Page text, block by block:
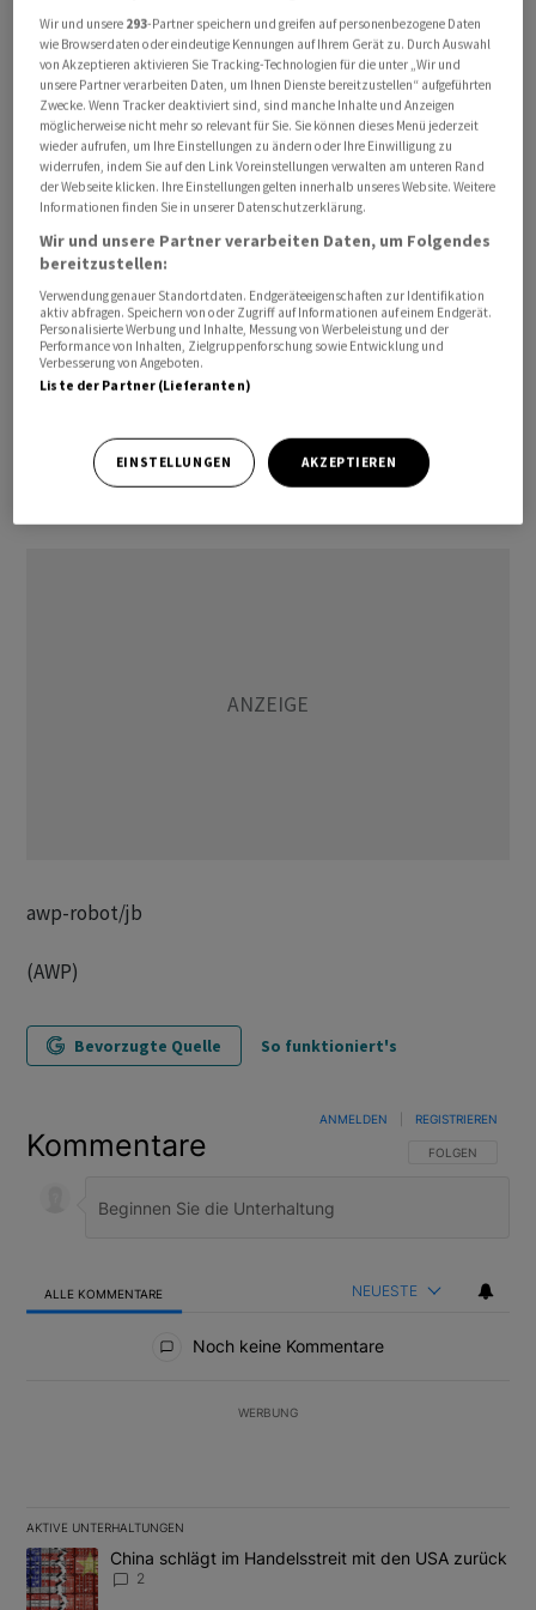
Infolge des Verkaufs erhöht die Immobiliengesellschaft
ihr EBITDA-Ziel für das Geschäftsjahr 2026 auf 335
Millionen Franken, nach bisher 310 Millionen Franken.
Zum Anstieg trägt der Richtipark-Verkauf mit einem
EBITDA-Beitrag von 40 Millionen Franken bei, während
die Verschiebung des Verkaufs eines anderen
Entwicklungsobjekts das EBITDA-Ziel um 15 Millionen
Franken reduziert. «Für das Jahr 2026 sind keine
weiteren Verkäufe von Entwicklungsprojekten
vorgesehen», schrieb PSP weiter.
Die Leerstands-Prognose für das gesamte
werde von diesem Verkauf Transaktion nicht tangiert.
Das Immobilienunternehmen PSP will sein
awp-robot/jb
(AWP)
Bevorzugte Quelle So funktioniert's
Kommentare FOLGE DIESER
FOLGEN
ANMELDEN REGISTRIEREN
ALLE KOMMENTARE NEUESTE
Noch keine Kommentare
WERBUNG
AKTIVE UNTERHALTUNGEN
Das Folgende ist eine Liste der am meisten kommentierten
Ein Trendartikel mit dem Titel "China schlägt im Handelsstreit
China schlägt im Handelsstreit mit den USA zurück
2
Wir und unsere 293-Partner speichern und greifen auf personenbezogene Daten
wie Browserdaten oder eindeutige Kennungen auf Ihrem Gerät zu. Durch Auswahl
von Akzeptieren aktivieren Sie Tracking-Technologien für die unter „Wir und
unsere Partner verarbeiten Daten, um Ihnen Dienste bereitzustellen“ aufgeführten
Zwecke. Wenn Tracker deaktiviert sind, sind manche Inhalte und Anzeigen
möglicherweise nicht mehr so relevant für Sie. Sie können dieses Menü jederzeit
wieder aufrufen, um Ihre Einstellungen zu ändern oder Ihre Einwilligung zu
widerrufen, indem Sie auf den Link Voreinstellungen verwalten am unteren Rand
der Webseite klicken. Ihre Einstellungen gelten innerhalb unseres Website. Weitere
Informationen finden Sie in unserer Datenschutzerklärung.
Wir und unsere Partner verarbeiten Daten, um Folgendes
bereitzustellen:
Verwendung genauer Standortdaten. Endgeräteeigenschaften zur Identifikation
aktiv abfragen. Speichern von oder Zugriff auf Informationen auf einem Endgerät.
Personalisierte Werbung und Inhalte, Messung von Werbeleistung und der
Performance von Inhalten, Zielgruppenforschung sowie Entwicklung und
Verbesserung von Angeboten.
Liste der Partner (Lieferanten)
EINSTELLUNGEN AKZEPTIEREN